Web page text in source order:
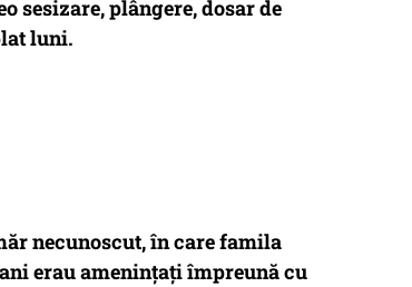
sesizare, plângere, dosar de
luni.
necunoscut, în care famila
erau amenințați împreună cu